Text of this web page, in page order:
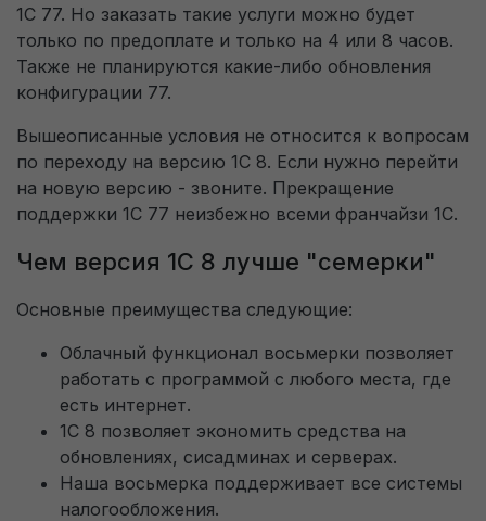
1С 77. Но заказать такие услуги можно будет
только по предоплате и только на 4 или 8 часов.
Также не планируются какие-либо обновления
конфигурации 77.
Вышеописанные условия не относится к вопросам
по переходу на версию 1С 8. Если нужно перейти
на новую версию - звоните. Прекращение
поддержки 1С 77 неизбежно всеми франчайзи 1С.
Чем версия 1С 8 лучше "семерки"
Основные преимущества следующие:
Облачный функционал восьмерки позволяет
работать с программой с любого места, где
есть интернет.
1С 8 позволяет экономить средства на
обновлениях, сисадминах и серверах.
Наша восьмерка поддерживает все системы
налогообложения.
Целевые (аналитические, рекламные)
файлы cookie
оценки поведения пользователей на сайте. Эти
файлы cookie помогают понять, как
используется сайт, чтобы увеличить его
сайта максимально удобным для пользователей.
Рекламные файлы cookie используются для
рекламы. Эти файлы cookie помогают
обеспечить максимально высокую точность и
ценность содержания маркетинговых и
рекламных материалов для пользователей
сайта.